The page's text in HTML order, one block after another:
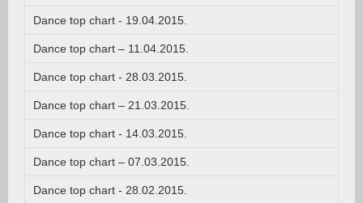
Dance top chart - 19.04.2015.
Dance top chart – 11.04.2015.
Dance top chart - 28.03.2015.
Dance top chart – 21.03.2015.
Dance top chart - 14.03.2015.
Dance top chart – 07.03.2015.
Dance top chart - 28.02.2015.